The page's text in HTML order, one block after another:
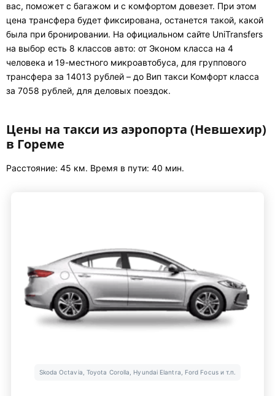
вас, поможет с багажом и с комфортом довезет. При этом
цена трансфера будет фиксирована, останется такой, какой
была при бронировании. На официальном сайте UniTransfers
на выбор есть 8 классов авто: от Эконом класса на 4
человека и 19-местного микроавтобуса, для группового
трансфера за 14013 рублей – до Вип такси Комфорт класса
за 7058 рублей, для деловых поездок.
Цены на такси из аэропорта (Невшехир)
в Гореме
Расстояние: 45 км. Время в пути: 40 мин.
Skoda Octavia, Toyota Corolla, Hyundai Elantra, Ford Focus и т.п.